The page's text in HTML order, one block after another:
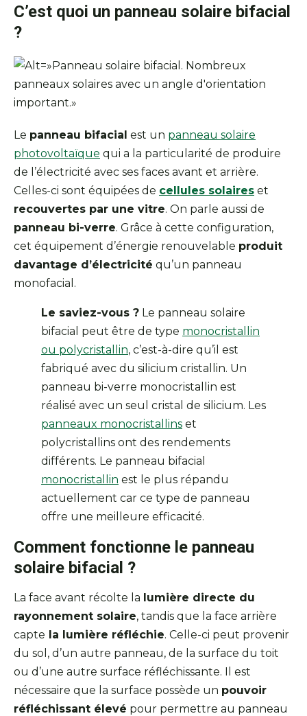
C’est quoi un panneau solaire bifacial
?
Le panneau bifacial est un panneau solaire
photovoltaïque qui a la particularité de produire
de l’électricité avec ses faces avant et arrière.
Celles-ci sont équipées de cellules solaires et
recouvertes par une vitre. On parle aussi de
panneau bi-verre. Grâce à cette configuration,
cet équipement d’énergie renouvelable produit
davantage d’électricité qu’un panneau
monofacial.
Le saviez-vous ? Le panneau solaire
bifacial peut être de type monocristallin
ou polycristallin, c’est-à-dire qu’il est
fabriqué avec du silicium cristallin. Un
panneau bi-verre monocristallin est
réalisé avec un seul cristal de silicium. Les
panneaux monocristallins et
polycristallins ont des rendements
différents. Le panneau bifacial
monocristallin est le plus répandu
actuellement car ce type de panneau
offre une meilleure efficacité.
Comment fonctionne le panneau
solaire bifacial ?
La face avant récolte la lumière directe du
rayonnement solaire, tandis que la face arrière
capte la lumière réfléchie. Celle-ci peut provenir
du sol, d’un autre panneau, de la surface du toit
ou d’une autre surface réfléchissante. Il est
nécessaire que la surface possède un pouvoir
réfléchissant élevé pour permettre au panneau